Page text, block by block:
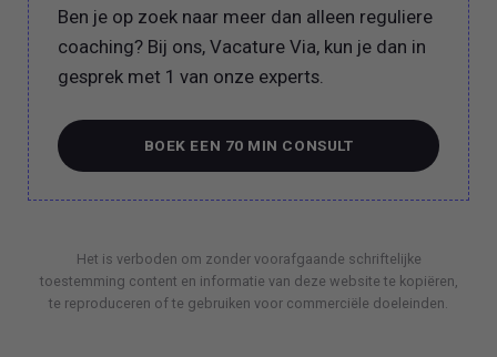
Ben je op zoek naar meer dan alleen reguliere
coaching? Bij ons, Vacature Via, kun je dan in
gesprek met 1 van onze experts.
BOEK EEN 70 MIN CONSULT
BOEK EEN 70 MIN CONSULT
Het is verboden om zonder voorafgaande schriftelijke
toestemming content en informatie van deze website te kopiëren,
te reproduceren of te gebruiken voor commerciële doeleinden.